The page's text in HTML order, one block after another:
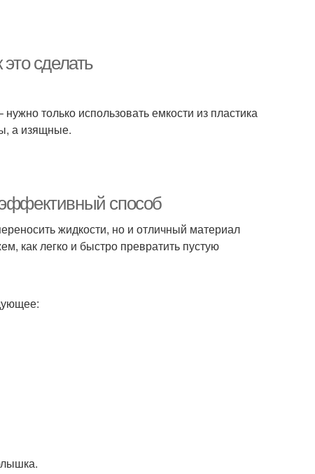
сделать
только использовать емкости из пластика
а изящные.
способ
жидкости, но и отличный материал
как легко и быстро превратить пустую